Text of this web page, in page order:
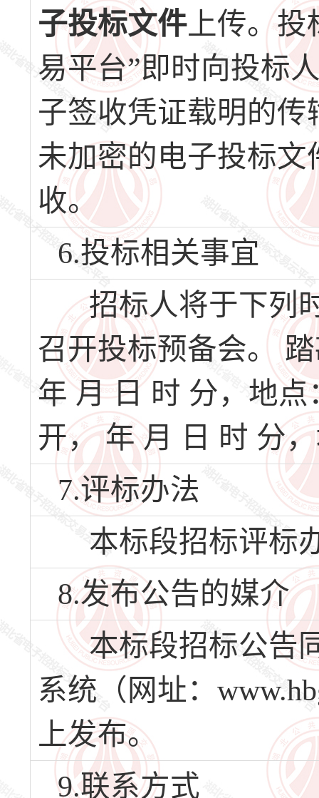
子投标文件 上传。
易平台”即时向投标
子签收凭证载明的
未加密的电子投标文
收。
6.投标相关事宜
招标人将于下列
召开投标预备会。
年 月 日 时 分，地
开， 年 月 日 时 分
7.评标办法
本标段招标评标
8.发布公告的媒介
本标段招标公告
系统（网址：
上发布。
9.联系方式